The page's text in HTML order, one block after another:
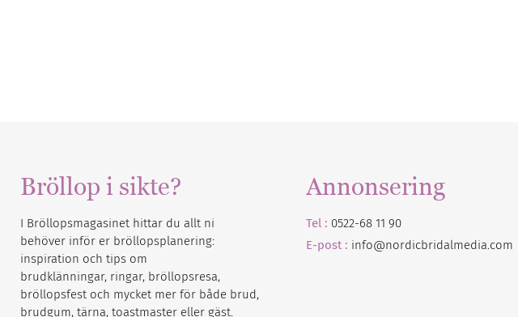
Bröllop i sikte?
I Bröllopsmagasinet hittar du allt ni
behöver inför er bröllopsplanering:
inspiration och tips om
brudklänningar, ringar, bröllopsresa,
bröllopsfest och mycket mer för både brud,
brudgum, tärna, toastmaster eller gäst.
Annonsering
Tel : 0522-68 11 90
E-post : info@nordicbridalmedia.com